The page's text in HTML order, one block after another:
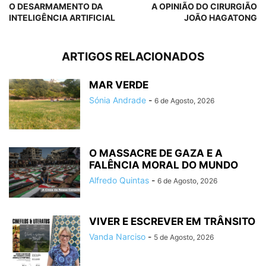
O DESARMAMENTO DA
INTELIGÊNCIA ARTIFICIAL
A OPINIÃO DO CIRURGIÃO
JOÃO HAGATONG
ARTIGOS RELACIONADOS
MAR VERDE
Sónia Andrade - 6 de Agosto, 2026
O MASSACRE DE GAZA E A
FALÊNCIA MORAL DO MUNDO
Alfredo Quintas - 6 de Agosto, 2026
VIVER E ESCREVER EM TRÂNSITO
Vanda Narciso - 5 de Agosto, 2026